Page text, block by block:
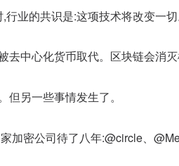
业的共识是:这项技术将改变一切
去中心化货币取代。区块链会消
但另一些事情发生了。
加密公司待了八年:@circle、